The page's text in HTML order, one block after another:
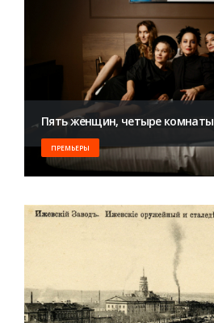
Пять женщин, четыре комнаты
ПРЕМЬЕРЫ